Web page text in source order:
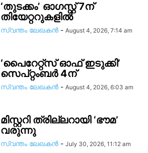
‘തുടക്കം’ ഓഗസ്റ്റ് 7ന്
തിയേറ്ററുകളിൽ
സ്വന്തം ലേഖകന്‍ - August 4, 2026, 7:14 am
‘പൈറേറ്റ്സ് ഓഫ് ഇടുക്കി’
സെപ്റ്റംബർ 4ന്
സ്വന്തം ലേഖകന്‍ - August 4, 2026, 6:03 am
മിസ്റ്ററി ത്രില്ലറായി ‘ഭൗമ’
വരുന്നു
സ്വന്തം ലേഖകന്‍ - July 30, 2026, 11:12 am